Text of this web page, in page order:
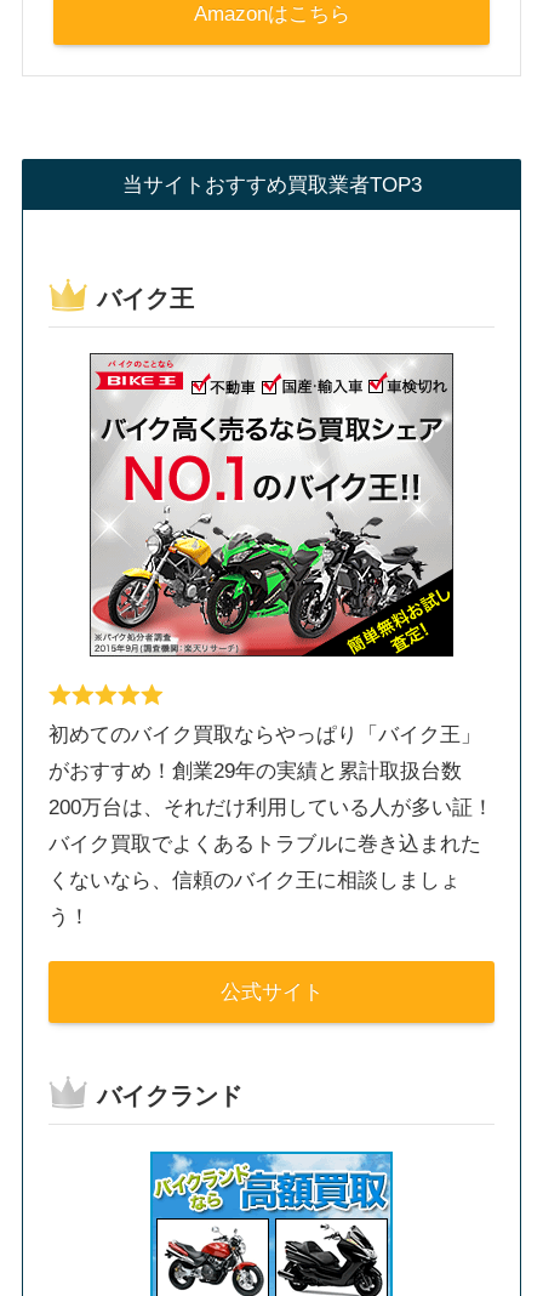
Amazonはこちら
当サイトおすすめ買取業者TOP3
バイク王
初めてのバイク買取ならやっぱり「バイク王」
がおすすめ！創業29年の実績と累計取扱台数
200万台は、それだけ利用している人が多い証！
バイク買取でよくあるトラブルに巻き込まれた
くないなら、信頼のバイク王に相談しましょ
う！
公式サイト
バイクランド